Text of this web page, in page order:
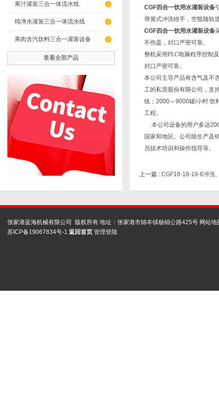
果汁灌装三合一体流水线
纯净水灌装三合一体流水线
果肉含汽饮料三合一灌装设备
查看全部产品
CGF四合一饮用水灌装设备
弹簧式冲洗钳手，空瓶随轨
CGF四合一饮用水灌装设备
不伤盖，封口严密可靠。
整机采用PLC电脑程序控制
封口严密可靠。
本公司主导产品有含气及不
工的私营股份有限公司，支
线；2000～9000罐/小时 饮
工程。
本公司设备的用户多达
国家和地区。公司除生产及
员技术培训和操作指导等。
上一篇 : CGF18-18-18-6冲洗
张家港蓝海机械有限公司 版权所有 地址：张家港市锦丰镇杨锦公路425号 网站地
苏ICP备19067834号-1 返回首页 管理登陆